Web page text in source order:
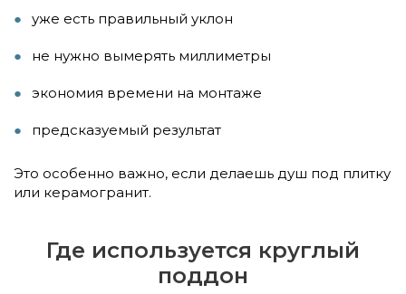
уже есть правильный уклон
не нужно вымерять миллиметры
экономия времени на монтаже
предсказуемый результат
Это особенно важно, если делаешь душ под плитку
или керамогранит.
Где используется круглый
поддон